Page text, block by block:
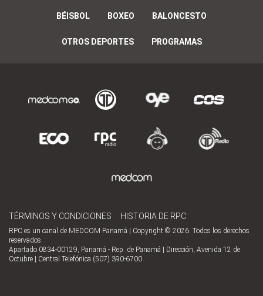
BÉISBOL BOXEO BALONCESTO
OTROS DEPORTES PROGRAMAS
TÉRMINOS Y CONDICIONES HISTORIA DE RPC
RPC es un canal de MEDCOM Panamá | Copyright © 2026. Todos los derechos
reservados
Apartado 0834-00129, Panamá - Rep. de Panamá | Dirección, Avenida 12 de
Octubre | Central Telefónica (507) 390-6700